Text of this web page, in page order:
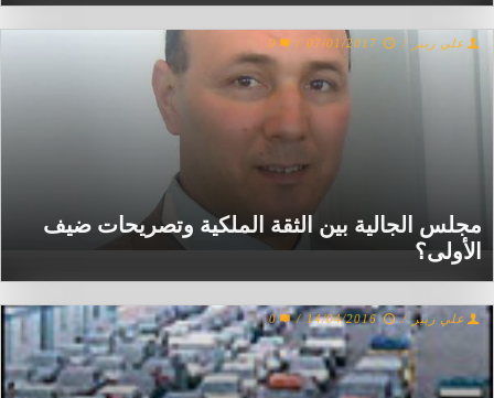
مجلس الجالية بين الثقة الملكية وتصريحات ضيف
الأولى؟
علي زبير /
07/01/2017
/
0
علي زبير /
14/04/2016
/
0